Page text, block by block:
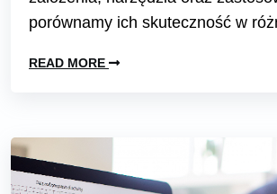
porównamy ich skuteczność w
READ MORE